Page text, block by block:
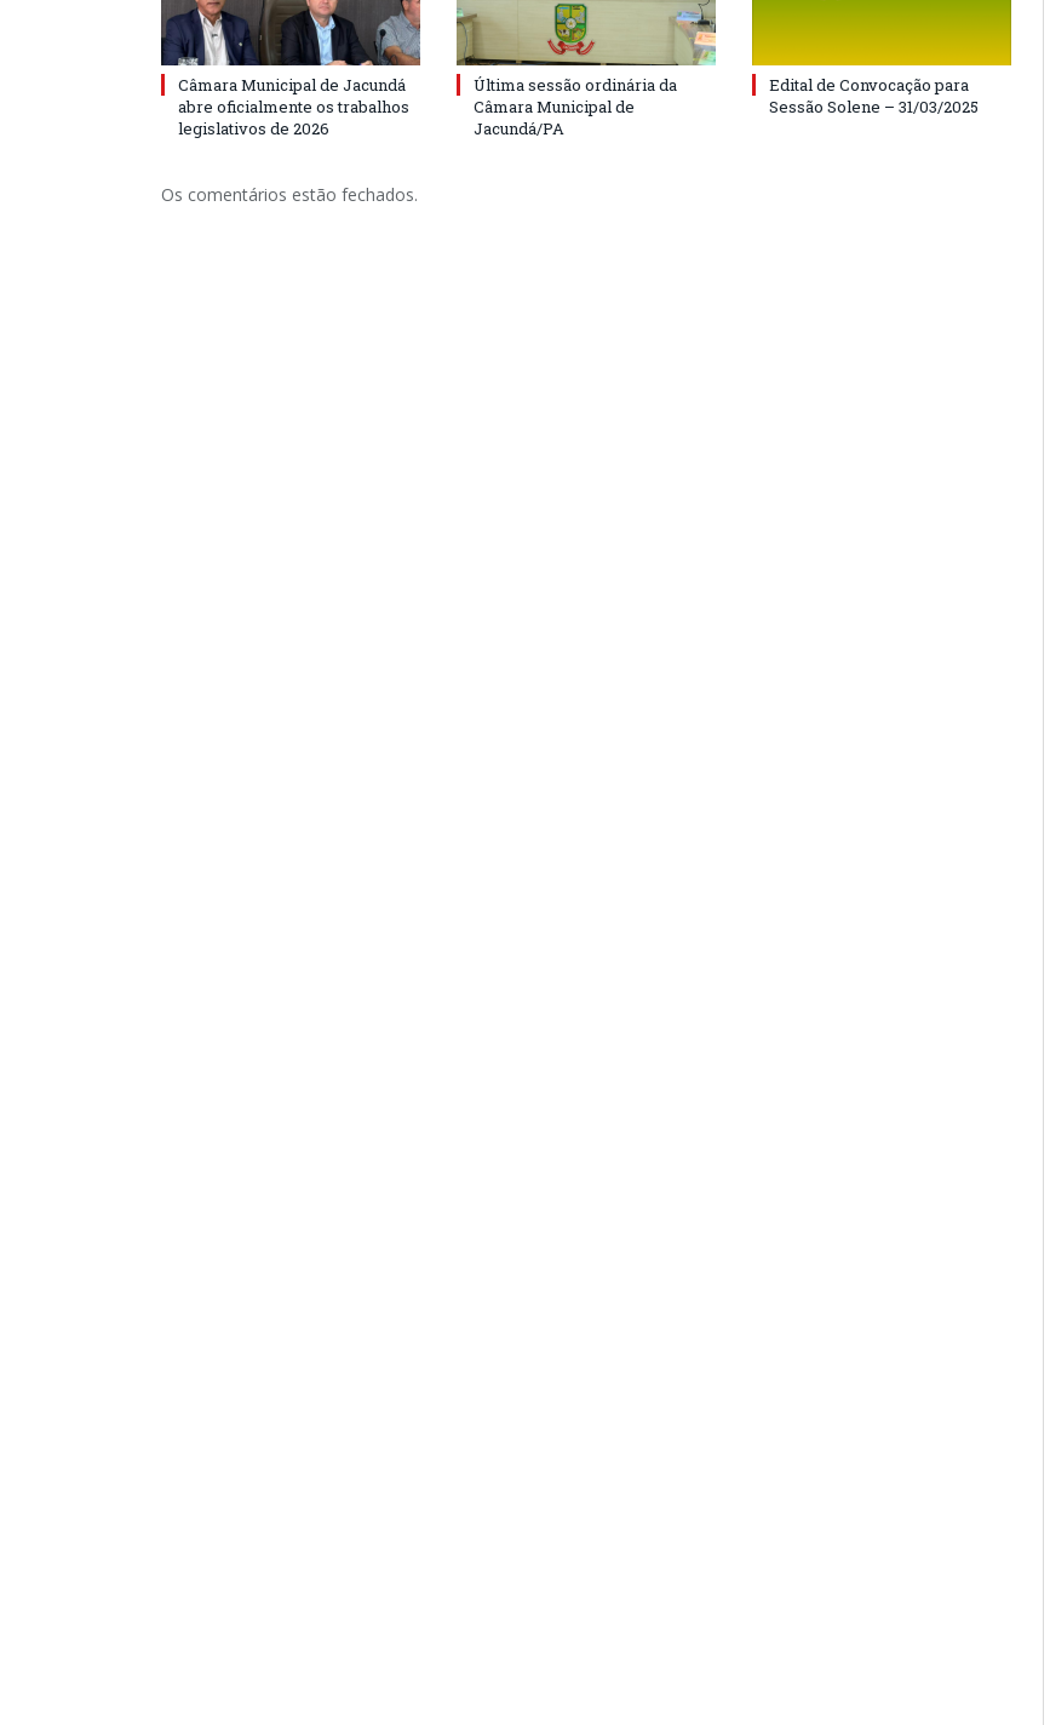
Câmara Municipal de Jacundá
abre oficialmente os trabalhos
legislativos de 2026
Última sessão ordinária da
Câmara Municipal de
Jacundá/PA
Edital de Convocação para
Sessão Solene – 31/03/2025
Os comentários estão fechados.